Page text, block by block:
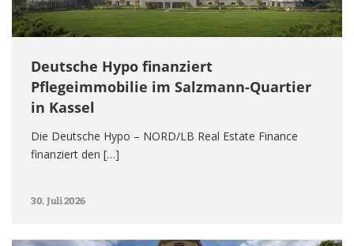
Deutsche Hypo finanziert
Pflegeimmobilie im Salzmann-Quartier
in Kassel
Die Deutsche Hypo – NORD/LB Real Estate Finance
finanziert den […]
30. Juli 2026